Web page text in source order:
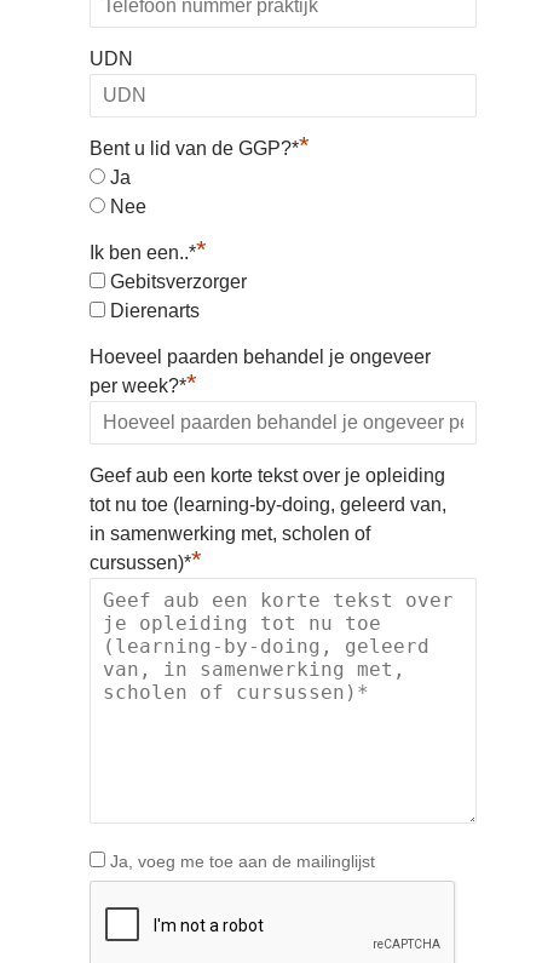
UDN
Bent u lid van de GGP?**
Ja
Nee
Ik ben een..**
Gebitsverzorger
Dierenarts
Hoeveel paarden behandel je ongeveer
per week?**
Geef aub een korte tekst over je opleiding
tot nu toe (learning-by-doing, geleerd van,
in samenwerking met, scholen of
cursussen)**
Ja, voeg me toe aan de mailinglijst